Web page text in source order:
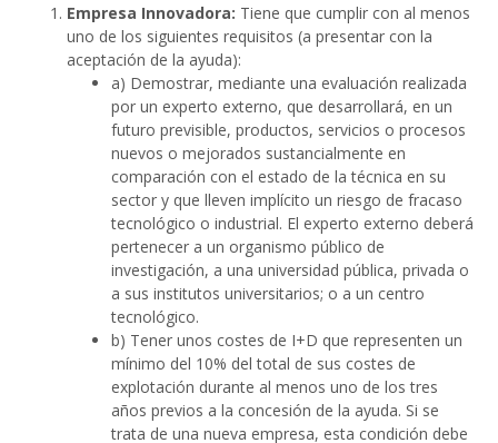
Empresa Innovadora: Tiene que cumplir con al menos
uno de los siguientes requisitos (a presentar con la
aceptación de la ayuda):
a) Demostrar, mediante una evaluación realizada
por un experto externo, que desarrollará, en un
futuro previsible, productos, servicios o procesos
nuevos o mejorados sustancialmente en
comparación con el estado de la técnica en su
sector y que lleven implícito un riesgo de fracaso
tecnológico o industrial. El experto externo deberá
pertenecer a un organismo público de
investigación, a una universidad pública, privada o
a sus institutos universitarios; o a un centro
tecnológico.
b) Tener unos costes de I+D que representen un
mínimo del 10% del total de sus costes de
explotación durante al menos uno de los tres
años previos a la concesión de la ayuda. Si se
trata de una nueva empresa, esta condición debe